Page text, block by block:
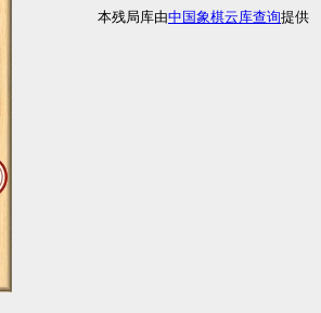
本残局库由中国象棋云库查询提供